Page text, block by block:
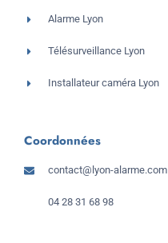
Alarme Lyon
Télésurveillance Lyon
Installateur caméra Lyon
Coordonnées
contact@lyon-alarme.com
04 28 31 68 98